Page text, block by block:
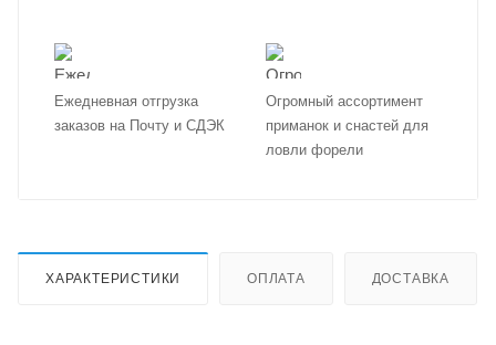
Ежедневная отгрузка
заказов на Почту и СДЭК
Огромный ассортимент
приманок и снастей для
ловли форели
ХАРАКТЕРИСТИКИ ОПЛАТА ДОСТАВКА